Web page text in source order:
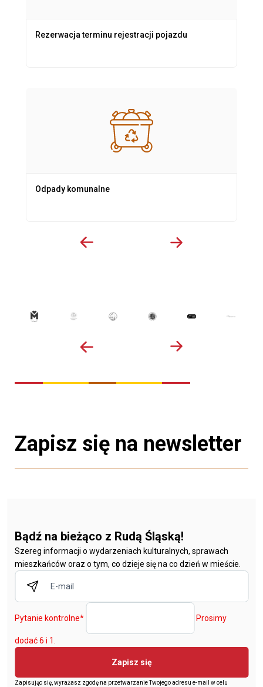
Rezerwacja terminu rejestracji pojazdu
Odpady komunalne
Zapisz się na newsletter
Bądź na bieżąco z Rudą Śląską!
Szereg informacji o wydarzeniach kulturalnych, sprawach
mieszkańców oraz o tym, co dzieje się na co dzień w mieście.
Pytanie kontrolne* Prosimy
dodać 6 i 1.
Zapisz się
Zapisując się, wyrażasz zgodę na przetwarzanie Twojego adresu e-mail w celu